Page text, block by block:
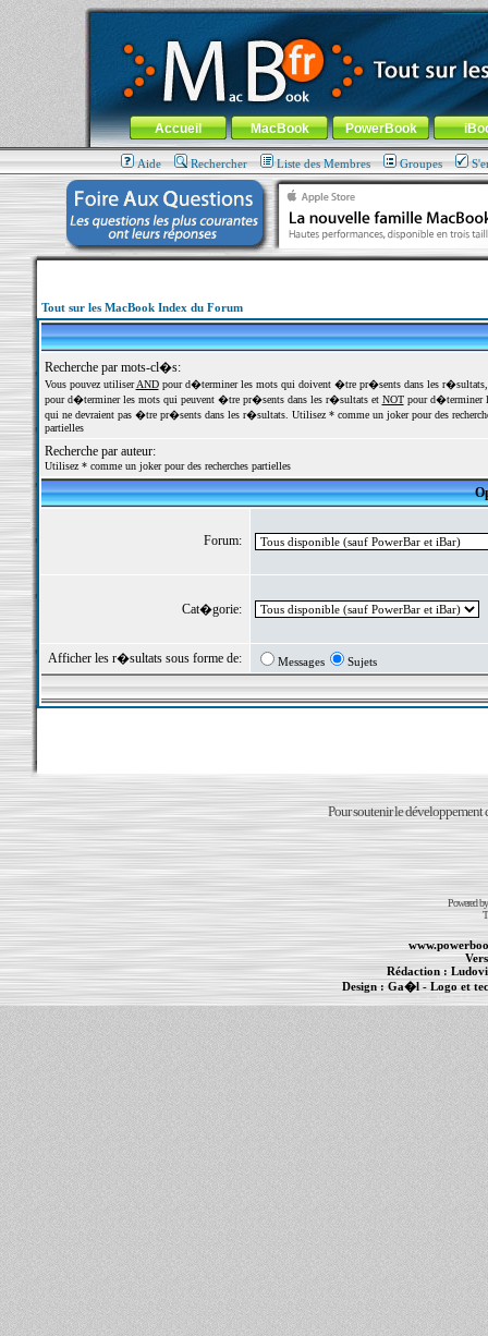
MacBook-fr.com : 100% Apple... 100% nomade !
Aller au contenu-Aller au menu général-Aller au menu de
Menu général
Accueil MacBook PowerBook
Aide Rechercher Liste des Membres Groupes
Tout sur les MacBook Index du Forum
Recherche par mots-cl�s:
Vous pouvez utiliserANDpour d�terminer les mots qui doivent �tre pr�sents dans les
pour d�terminer les mots qui peuvent �tre pr�sents dans les r�sultats et NOTpour d�terminer
qui ne devraient pas �tre pr�sents dans les r�sultats. Utilisez * comme un joker pour des
partielles
Recherche par auteur:
Utilisez * comme un joker pour des recherches partielles
Forum:
Cat�gorie:
Afficher les r�sultats sous forme de: Messages Sujets
Pour soutenir le développement
Powered
Rédaction :
Design : Ga�l- Logo et